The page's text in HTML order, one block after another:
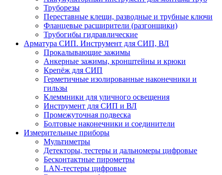
Труборезы
Переставные клещи, разводные и трубные ключи
Фланцевые расширители (разгонщики)
Трубогибы гидравлические
Арматура СИП. Инструмент для СИП, ВЛ
Прокалывающие зажимы
Анкерные зажимы, кронштейны и крюки
Крепёж для СИП
Герметичные изолированные наконечники и
гильзы
Клеммники для уличного освещения
Инструмент для СИП и ВЛ
Промежуточная подвеска
Болтовые наконечники и соединители
Измерительные приборы
Мультиметры
Детекторы, тестеры и дальномеры цифровые
Бесконтактные пирометры
LAN-тестеры цифровые